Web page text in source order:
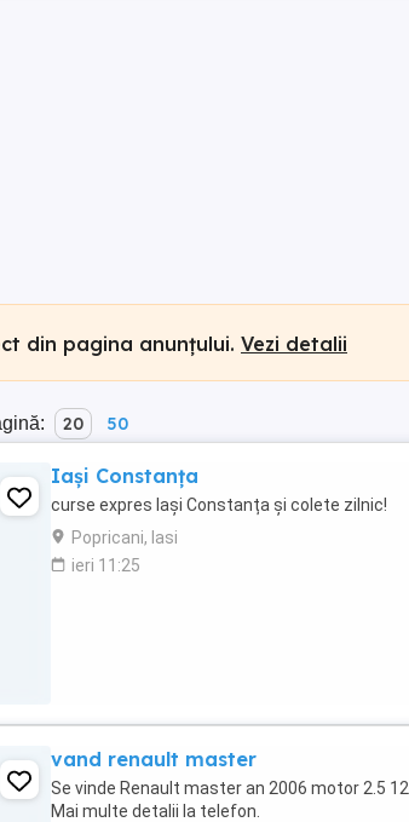
din pagina anunțului. Vezi detalii
20 50
Iași Constanța
curse expres Iași Constanța și colete zilnic!
Popricani, Iasi
ieri 11:25
vand renault master
Se vinde Renault master an 2006 motor 2.5
Mai multe detalii la telefon.